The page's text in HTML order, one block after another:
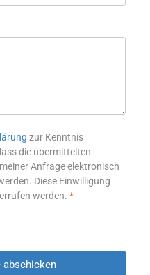
*
zur Kenntnis
die übermittelten
Anfrage elektronisch
Diese Einwilligung
werden. *
abschicken